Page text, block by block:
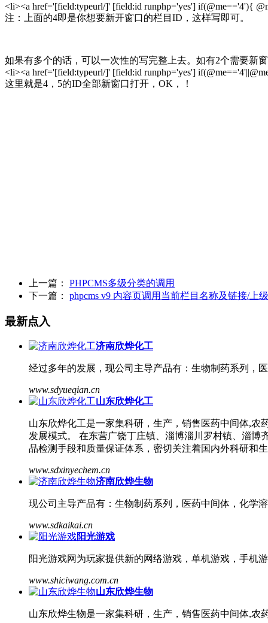
<li><a href='[field:typeurl/]' [field:id runphp='yes'] if(@me=='4'){
注：上面的4即是你想要新开窗口的栏目ID，这样写即可。
如果有多个的话，可以一次性的写完整上去。如有2个需要新
<li><a href='[field:typeurl/]' [field:id runphp='yes']
这里就是4，5的ID全部新窗口打开，OK，！
上一篇： PHPCMS多级分类的调用
下一篇： phpcms v9 内容页调用当前栏目名称及链接/上
最新点入
济南欣烨化工
经过多年的发展，现公司主导产品有：生物制药系列，
www.sdyueqian.cn
山东欣烨化工
山东欣烨化工是一家集科研，生产，销售医药中间体,
发展模式。 在东营广饶丁庄镇、淄博淄川罗村镇、淄
品检测手段和质量保证体系，密切关注着国内外科研和
www.sdxinyechem.cn
济南欣烨生物
现公司主导产品有：生物制药系列，医药中间体，化学
www.sdkaikai.cn
阳光游戏
阳光游戏网为玩家提供新的网络游戏，单机游戏，手机
www.shiciwang.com.cn
山东欣烨生物
山东欣烨生物是一家集科研，生产，销售医药中间体,